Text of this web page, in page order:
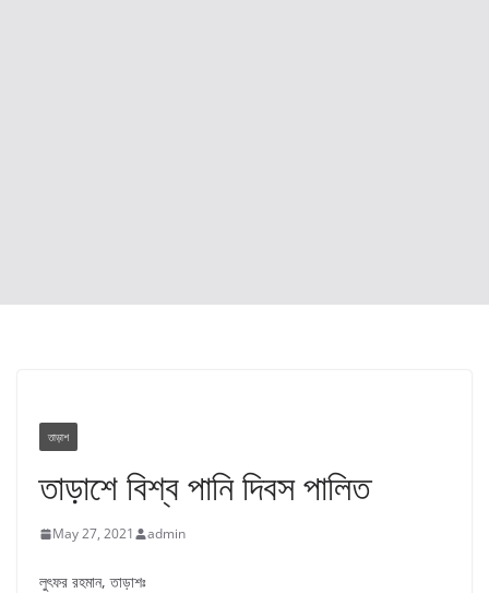
তাড়াশ
তাড়াশে বিশ্ব পানি দিবস পালিত
May 27, 2021 admin
লুৎফর রহমান, তাড়াশঃ